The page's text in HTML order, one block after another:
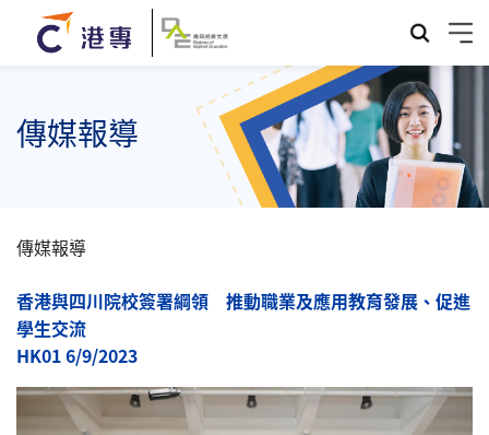
傳媒報導
傳媒報導
香港與四川院校簽署綱領 推動職業及應用教育發展、促進
學生交流
HK01 6/9/2023